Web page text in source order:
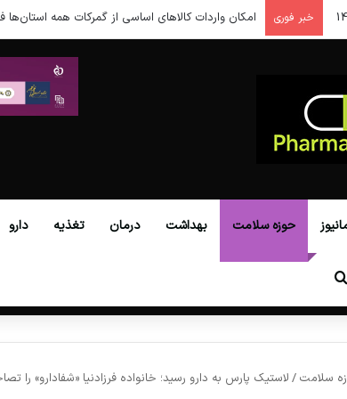
خبر فوری امکان واردات کالاهای اساسی از گمرکات همه استان‌ها
حوزه سلامت بهداشت درمان تغذیه دارو
پوسته
سلامت / لاستیک پارس به دارو رسید؛ خانواده فرزادنیا «شفادارو» را